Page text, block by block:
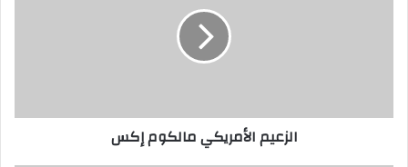
الزعيم الأمريكي مالكوم إكس